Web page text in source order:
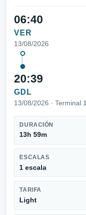
06:40
VER
13/08/2026
20:39
GDL
13/08/2026 · Terminal 1
DURACIÓN
13h 59m
ESCALAS
1 escala
TARIFA
Light